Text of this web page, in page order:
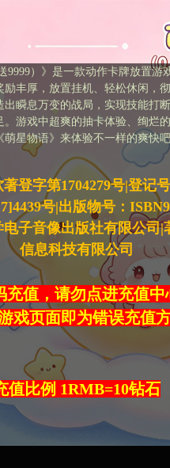
9999）》是一款动作卡牌放置
励丰厚，放置挂机、轻松休闲，
出瞬息万变的战局，实现技能打
游戏中超爽的抽卡体验、绚烂
星物语》来体验不一样的爽快
登字第1704279号|登记
号|出版物号：
子音像出版社有限公司|
信息科技有限公司
值，请勿点进充
戏页面即为错误
值比例 1RMB=10钻石